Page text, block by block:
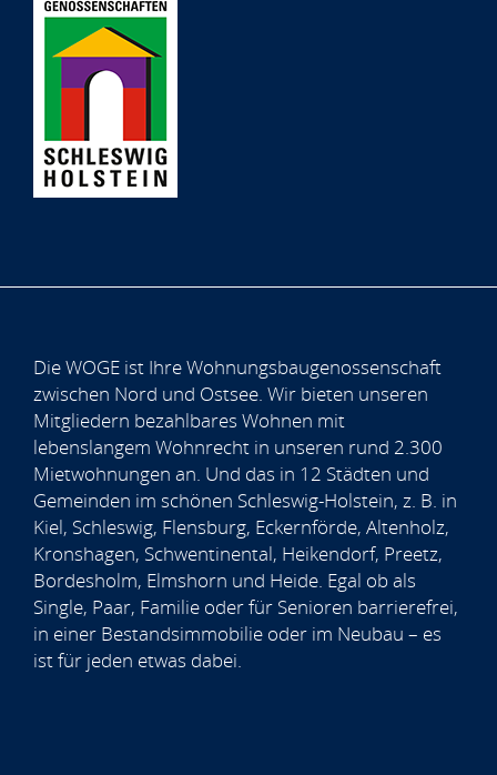
Die WOGE ist Ihre Wohnungsbaugenossenschaft
zwischen Nord und Ostsee. Wir bieten unseren
Mitgliedern bezahlbares Wohnen mit
lebenslangem Wohnrecht in unseren rund 2.300
Mietwohnungen an. Und das in 12 Städten und
Gemeinden im schönen Schleswig-Holstein, z. B. in
Kiel, Schleswig, Flensburg, Eckernförde, Altenholz,
Kronshagen, Schwentinental, Heikendorf, Preetz,
Bordesholm, Elmshorn und Heide. Egal ob als
Single, Paar, Familie oder für Senioren barrierefrei,
in einer Bestandsimmobilie oder im Neubau – es
ist für jeden etwas dabei.